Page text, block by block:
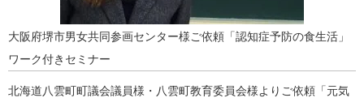
大阪府堺市男女共同参画センター様ご依頼「認知症予防の食生活」
ワーク付きセミナー
北海道八雲町町議会議員様・八雲町教育委員会様よりご依頼「元気